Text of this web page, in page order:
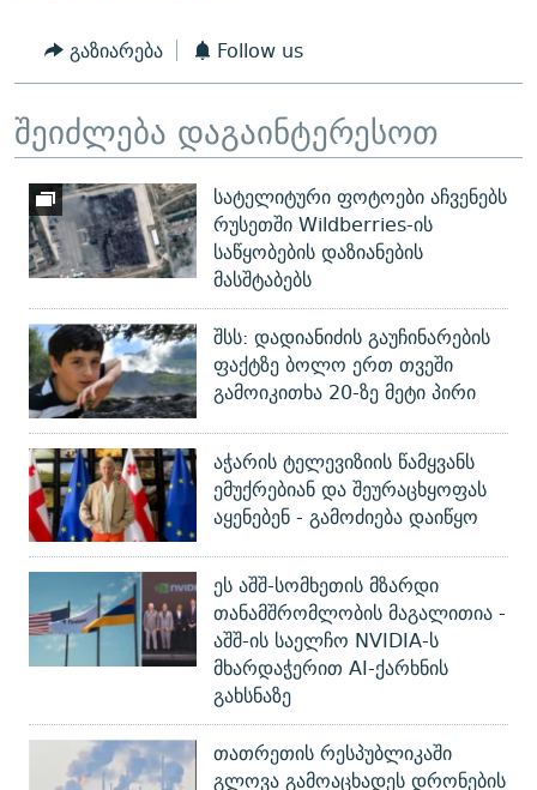
გაზიარება Follow us
შეიძლება დაგაინტერესოთ
სატელიტური ფოტოები აჩვენებს
რუსეთში Wildberries-ის
საწყობების დაზიანების
მასშტაბებს
შსს: დადიანიძის გაუჩინარების
ფაქტზე ბოლო ერთ თვეში
გამოიკითხა 20-ზე მეტი პირი
აჭარის ტელევიზიის წამყვანს
ემუქრებიან და შეურაცხყოფას
აყენებენ - გამოძიება დაიწყო
ეს აშშ-სომხეთის მზარდი
თანამშრომლობის მაგალითია -
აშშ-ის საელჩო NVIDIA-ს
მხარდაჭერით AI-ქარხნის
გახსნაზე
თათრეთის რესპუბლიკაში
გლოვა გამოაცხადეს დრონების